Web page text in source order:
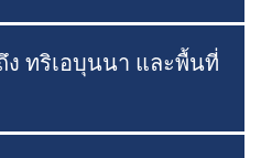
ทริเอบุนนา และพื้นที่